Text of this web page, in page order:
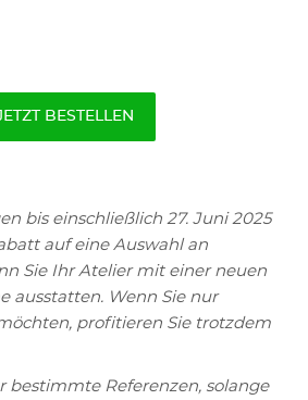
BESTELLEN
bis einschließlich 27. Juni 2025
auf eine Auswahl an
Sie Ihr Atelier mit einer neuen
ausstatten. Wenn Sie nur
profitieren Sie trotzdem
bestimmte Referenzen, solange